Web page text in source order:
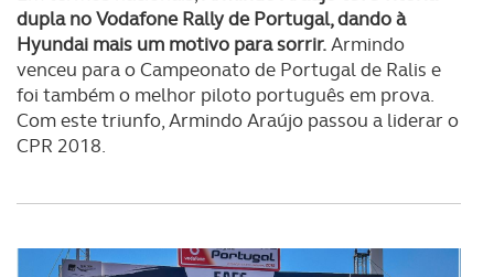
dupla no Vodafone Rally de Portugal, dando à
Hyundai mais um motivo para sorrir.Armindo
venceu para o Campeonato de Portugal de Ralis e
foi também o melhor piloto português em prova.
Com este triunfo, Armindo Araújo passou a liderar o
CPR 2018.